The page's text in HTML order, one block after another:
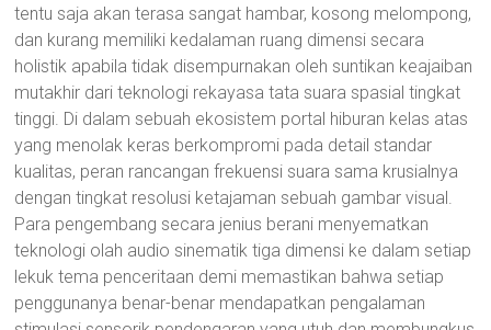
tentu saja akan terasa sangat hambar, kosong melompong,
dan kurang memiliki kedalaman ruang dimensi secara
holistik apabila tidak disempurnakan oleh suntikan keajaiban
mutakhir dari teknologi rekayasa tata suara spasial tingkat
tinggi. Di dalam sebuah ekosistem portal hiburan kelas atas
yang menolak keras berkompromi pada detail standar
kualitas, peran rancangan frekuensi suara sama krusialnya
dengan tingkat resolusi ketajaman sebuah gambar visual.
Para pengembang secara jenius berani menyematkan
teknologi olah audio sinematik tiga dimensi ke dalam setiap
lekuk tema penceritaan demi memastikan bahwa setiap
penggunanya benar-benar mendapatkan pengalaman